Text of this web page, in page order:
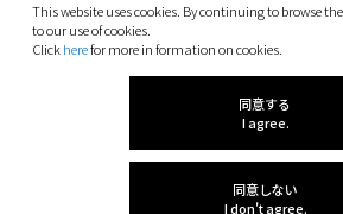
This website uses cookies. By continuing to browse
to our use of cookies.
Clickherefor more in formation on cookies.
同意する
I agree.
同意しない
I don't agree.
Phone: +81 89-927-9000
(C) 2026 Ehime